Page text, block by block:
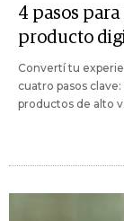
4 pasos
producto
Convertí tu
cuatro pasos
productos de alto